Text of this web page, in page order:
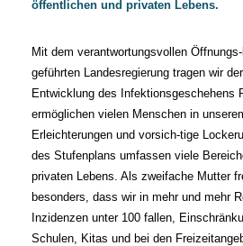
öffentlichen und privaten Lebens.
Mit dem verantwortungsvollen Öffnungs-
geführten Landesregierung tragen wir
Entwicklung des Infektionsgeschehens
ermöglichen vielen Menschen in
Erleichterungen und vorsich-tige
des Stufenplans umfassen viele
privaten Lebens. Als zweifache Mutter
besonders, dass wir in mehr und mehr
Inzidenzen unter 100 fallen,
Schulen, Kitas und bei den